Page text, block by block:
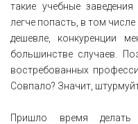
такие учебные
легче попасть, в том
дешевле, конкуренции
большинстве случаев.
востребованных
Совпало? Значит,
Пришло время